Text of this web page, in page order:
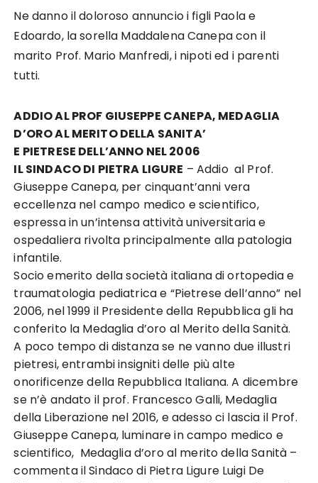
Ne danno il doloroso annuncio i figli Paola e
Edoardo, la sorella Maddalena Canepa con il
marito Prof. Mario Manfredi, i nipoti ed i parenti
tutti.
ADDIO AL PROF GIUSEPPE CANEPA, MEDAGLIA
D’ORO AL MERITO DELLA SANITA’
E PIETRESE DELL’ANNO NEL 2006
IL SINDACO DI PIETRA LIGURE – Addio al Prof.
Giuseppe Canepa, per cinquant’anni vera
eccellenza nel campo medico e scientifico,
espressa in un’intensa attività universitaria e
ospedaliera rivolta principalmente alla patologia
infantile.
Socio emerito della società italiana di ortopedia e
traumatologia pediatrica e “Pietrese dell’anno” nel
2006, nel 1999 il Presidente della Repubblica gli ha
conferito la Medaglia d’oro al Merito della Sanità.
A poco tempo di distanza se ne vanno due illustri
pietresi, entrambi insigniti delle più alte
onorificenze della Repubblica Italiana. A dicembre
se n’è andato il prof. Francesco Galli, Medaglia
della Liberazione nel 2016, e adesso ci lascia il Prof.
Giuseppe Canepa, luminare in campo medico e
scientifico, Medaglia d’oro al merito della Sanità –
commenta il Sindaco di Pietra Ligure Luigi De